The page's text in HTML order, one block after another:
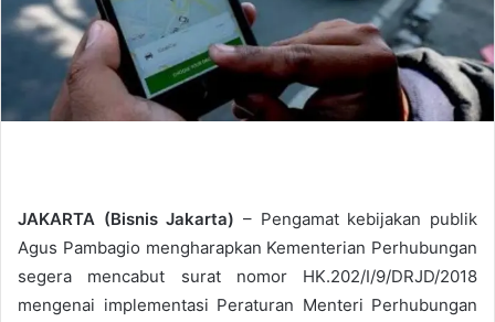
i
l
JAKARTA (Bisnis Jakarta) – Pengamat kebijakan publik
Agus Pambagio mengharapkan Kementerian Perhubungan
segera mencabut surat nomor HK.202/I/9/DRJD/2018
mengenai implementasi Peraturan Menteri Perhubungan